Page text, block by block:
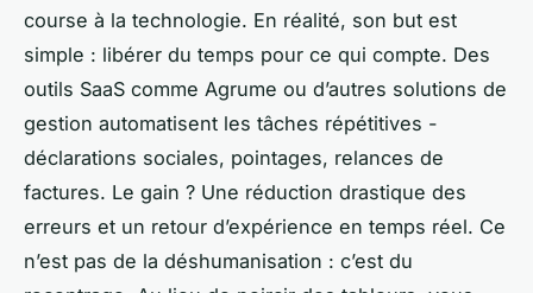
course à la technologie. En réalité, son but est
simple : libérer du temps pour ce qui compte. Des
outils SaaS comme Agrume ou d’autres solutions de
gestion automatisent les tâches répétitives -
déclarations sociales, pointages, relances de
factures. Le gain ? Une réduction drastique des
erreurs et un retour d’expérience en temps réel. Ce
n’est pas de la déshumanisation : c’est du